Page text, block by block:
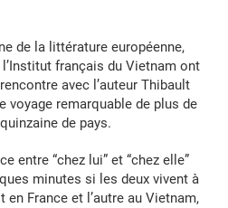
de la littérature européenne,
français du Vietnam ont
avec l’auteur Thibault
voyage remarquable de plus de
de pays.
entre “chez lui” et “chez elle”
minutes si les deux vivent à
en France et l’autre au Vietnam,